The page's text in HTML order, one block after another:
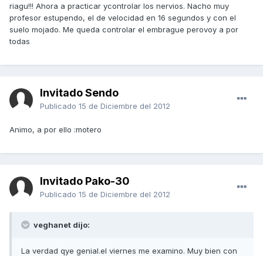
riagu!!! Ahora a practicar ycontrolar los nervios. Nacho muy
profesor estupendo, el de velocidad en 16 segundos y con el
suelo mojado. Me queda controlar el embrague perovoy a por
todas
Invitado Sendo
Publicado 15 de Diciembre del 2012
Animo, a por ello :motero
Invitado Pako-30
Publicado 15 de Diciembre del 2012
veghanet dijo:
La verdad qye genial.el viernes me examino. Muy bien con